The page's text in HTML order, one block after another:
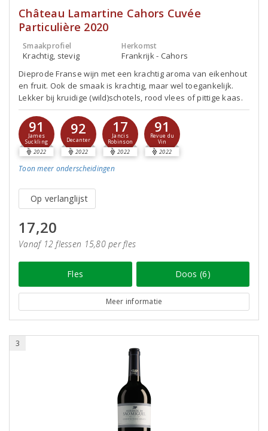
Château Lamartine Cahors Cuvée
Particulière 2020
Smaakprofiel
Krachtig, stevig
Herkomst
Frankrijk - Cahors
Dieprode Franse wijn met een krachtig aroma van eikenhout
en fruit. Ook de smaak is krachtig, maar wel toegankelijk.
Lekker bij kruidige (wild)schotels, rood vlees of pittige kaas.
91
James
Suckling
2022
92
Decanter
2022
17
Jancis
Robinson
2022
91
Revue du
Vin
2022
Toon meer onderscheidingen
Op verlanglijst
17,20
Vanaf 12 flessen 15,80 per fles
Fles Doos (6)
Meer informatie
3